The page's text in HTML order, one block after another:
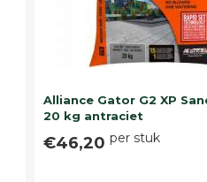
Alliance Gator G2 XP
20 kg antraciet
€46,20 per stuk